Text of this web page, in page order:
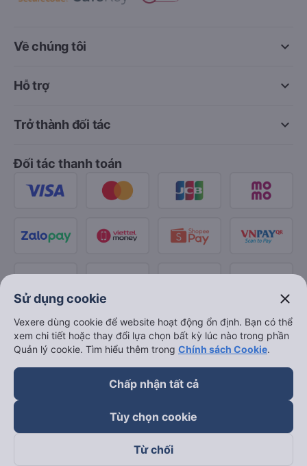
keyboard_arrow_down
Về chúng tôi
keyboard_arrow_down
Hỗ trợ
keyboard_arrow_down
Trở thành đối tác
Đối tác thanh toán
Sử dụng cookie close
Vexere dùng cookie để website hoạt động ổn định. Bạn có thể
xem chi tiết hoặc thay đổi lựa chọn bất kỳ lúc nào trong phần
Quản lý cookie. Tìm hiểu thêm trong Chính sách Cookie.
Chấp nhận tất cả
Tùy chọn cookie
Từ chối